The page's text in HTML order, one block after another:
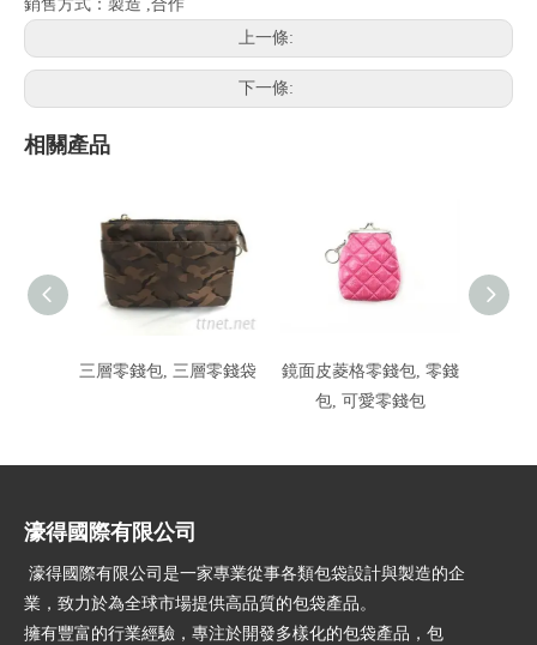
銷售方式：製造 ,合作
上一條:
下一條:
相關產品
三層零錢包, 三層零錢袋
鏡面皮菱格零錢包, 零錢
包, 可愛零錢包
濠得國際有限公司
濠得國際有限公司是一家專業從事各類包袋設計與製造的企
業，致力於為全球市場提供高品質的包袋產品。
擁有豐富的行業經驗，專注於開發多樣化的包袋產品，包